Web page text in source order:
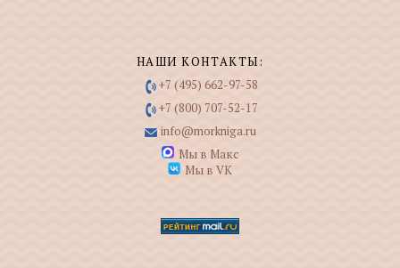
НАШИ КОНТАКТЫ:
+7 (495) 662-97-58
+7 (800) 707-52-17
info@morkniga.ru
Мы в Макс
Мы в VK